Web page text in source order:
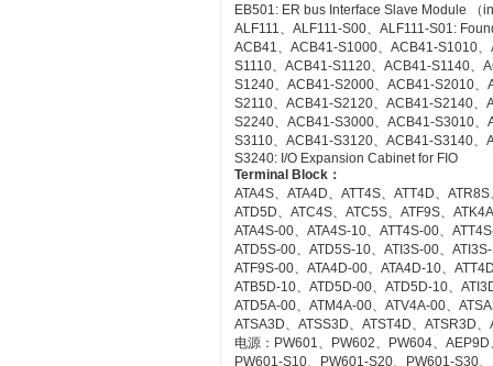
EB501: ER bus Interface Slave Module （
ALF111、ALF111-S00、ALF111-S01:
ACB41、ACB41-S1000、ACB41-S1010
S1110、ACB41-S1120、ACB41-S1140
S1240、ACB41-S2000、ACB41-S2010
S2110、ACB41-S2120、ACB41-S2140
S2240、ACB41-S3000、ACB41-S3010
S3110、ACB41-S3120、ACB41-S3140
S3240: I/O Expansion Cabinet for FIO
Terminal Block ：
ATA4S、ATA4D、ATT4S、ATT4D、
ATD5D、ATC4S、ATC5S、ATF9S、
ATA4S-00、ATA4S-10、ATT4S-00、
ATD5S-00、ATD5S-10、ATI3S-00、
ATF9S-00、ATA4D-00、ATA4D-10、
ATB5D-10、ATD5D-00、ATD5D-10、
ATD5A-00、ATM4A-00、ATV4A-00、
ATSA3D、ATSS3D、ATST4D、ATSR3D
电源：PW601、PW602、PW604、
PW601-S10、PW601-S20、PW601-S30